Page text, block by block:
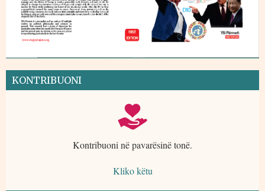
KONTRIBUONI
Kontribuoni në pavarësinë tonë.
Kliko këtu